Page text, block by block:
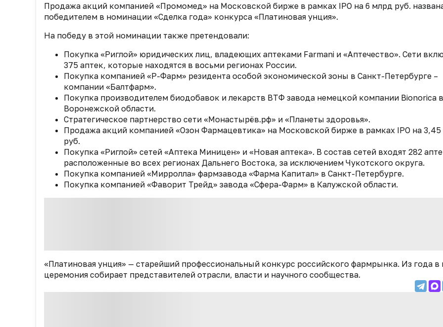
Продажа акций компанией «Промомед» на Московской бирже в рамках IPO на 6 млрд руб.
победителем в номинации «Сделка года» конкурса «Платиновая унция».
На победу в этой номинации также претендовали:
Покупка «Риглой» юридических лиц, владеющих аптеками Farmani и «Аптечество». Сети
375 аптек, которые находятся в восьми регионах России.
Покупка компанией «Р-Фарм» резидента особой экономической зоны в Санкт-Петербурге –
компании «Балтфарм».
Покупка производителем биодобавок и лекарств ВТФ завода немецкой компании Bionorica в
Воронежской области.
Стратегическое партнерство сети «Монастырёв.рф» и «Планеты здоровья».
Продажа акций компанией «Озон Фармацевтика» на Московской бирже в рамках IPO на
руб.
Покупка «Риглой» сетей «Аптека Миницен» и «Новая аптека». В состав сетей входят 282
расположенные во всех регионах Дальнего Востока, за исключением Чукотского округа.
Покупка компанией «Мирролла» фармзавода «Фарма Капитал» в Санкт-Петербурге.
Покупка компанией «Фаворит Трейд» завода «Сфера-Фарм» в Калужской области.
«Платиновая унция» — старейший профессиональный конкурс российского фармрынка. Из года в
церемония собирает представителей отрасли, власти и научного сообщества.